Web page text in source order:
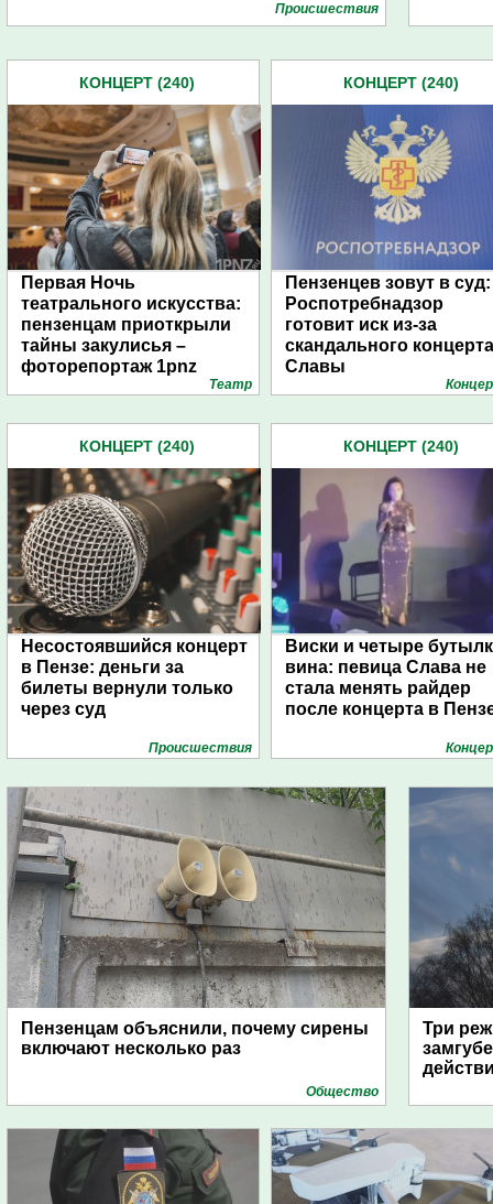
Проиcшествия
КОНЦЕРТ (240)
Первая Ночь
театрального искусства:
пензенцам приоткрыли
тайны закулисья –
фоторепортаж 1pnz
Театр
КОНЦЕРТ (240)
Пензенцев зовут в суд:
Роспотребнадзор
готовит иск из-за
скандального концерта
Славы
КОНЦЕРТ (240)
Несостоявшийся концерт
в Пензе: деньги за
билеты вернули только
через суд
Проиcшествия
КОНЦЕРТ (240)
Виски и четыре
вина: певица Слава не
стала менять райдер
после концерта в
Пензенцам объяснили, почему сирены
включают несколько раз
Общество
Три